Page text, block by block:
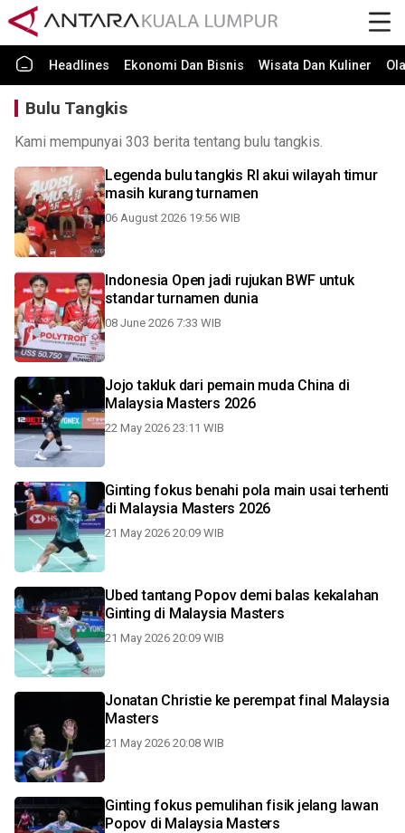
Headlines Ekonomi Dan Bisnis Wisata Dan Kuliner
Bulu Tangkis
Kami mempunyai 303 berita tentang bulu tangkis.
Legenda bulu tangkis RI akui wilayah timur
masih kurang turnamen
06 August 2026 19:56 WIB
Indonesia Open jadi rujukan BWF untuk
standar turnamen dunia
08 June 2026 7:33 WIB
Jojo takluk dari pemain muda China di
Malaysia Masters 2026
22 May 2026 23:11 WIB
Ginting fokus benahi pola main usai terhenti
di Malaysia Masters 2026
21 May 2026 20:09 WIB
Ubed tantang Popov demi balas kekalahan
Ginting di Malaysia Masters
21 May 2026 20:09 WIB
Jonatan Christie ke perempat final Malaysia
Masters
21 May 2026 20:08 WIB
Ginting fokus pemulihan fisik jelang lawan
Popov di Malaysia Masters